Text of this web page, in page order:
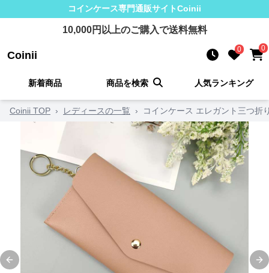
コインケース専門通販サイトCoinii
10,000円以上のご購入で送料無料
Coinii 0 0
新着商品 商品を検索 人気ランキング
Coinii TOP › レディースの一覧 › コインケース エレガント三つ折
Previous slide